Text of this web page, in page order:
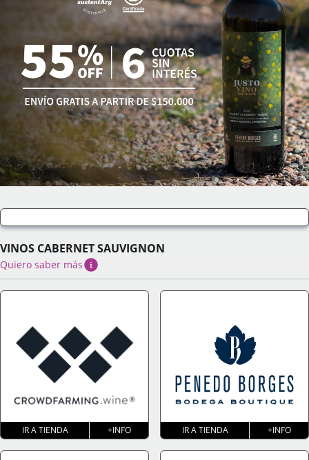
VINOS CABERNET SAUVIGNON
Quiero saber más
IR A TIENDA +INFO IR A TIENDA +INFO